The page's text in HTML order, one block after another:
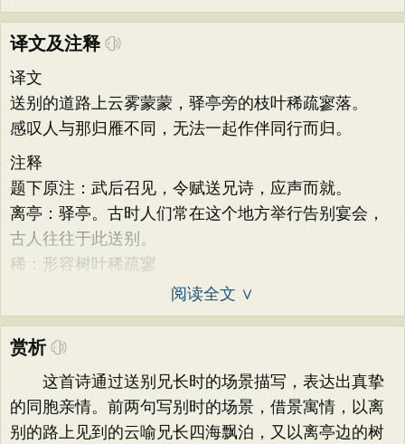
译文及注释
译文
送别的道路上云雾蒙蒙，驿亭旁的枝叶稀疏寥落。
感叹人与那归雁不同，无法一起作伴同行而归。
注释
题下原注：武后召见，令赋送兄诗，应声而就。
离亭：驿亭。古时人们常在这个地方举行告别宴会，
古人往往于此送别。
稀：形容树叶稀疏寥
阅读全文 ∨
赏析
这首诗通过送别兄长时的场景描写，表达出真挚
的同胞亲情。前两句写别时的场景，借景寓情，以离
别的路上见到的云喻兄长四海飘泊，又以离亭边的树